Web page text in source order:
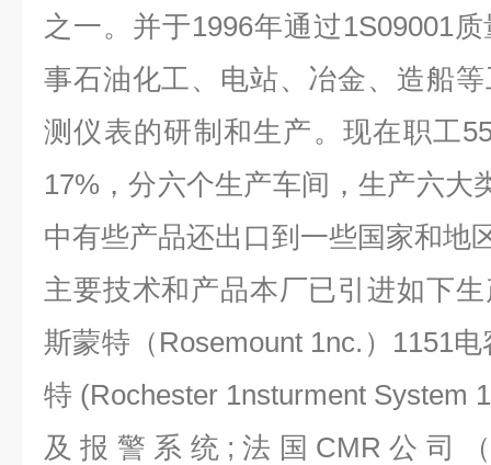
之一。并于1996年通过1S09001
事石油化工、电站、冶金、造船
测仪表的研制和生产。现在职工
17%，分六个生产车间，生产六大
中有些产品还出口到一些国家和地
主要技术和产品本厂已引进如下
斯蒙特（Rosemount 1nc.）1151
特 (Rochester 1nsturment System
及报警系统;法国CMR公司（